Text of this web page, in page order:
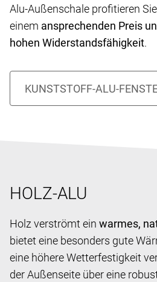
Alu-Außenschale profitieren
einem ansprechenden Preis
hohen Widerstandsfähigkeit.
HOLZ-ALU
Holz verströmt ein warmes,
bietet eine besonders gute
eine höhere Wetterfestigkeit
der Außenseite über eine